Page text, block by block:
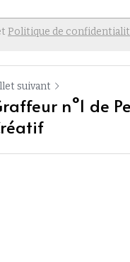
Politique de
suivant
n°1 de